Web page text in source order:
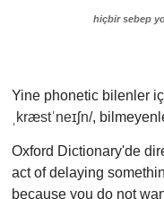
hiçbir sebep
Yine phonetic bilenler
ˌkræstˈneɪʃn/,
Oxford Dictionary'de
act of delaying
because you do not